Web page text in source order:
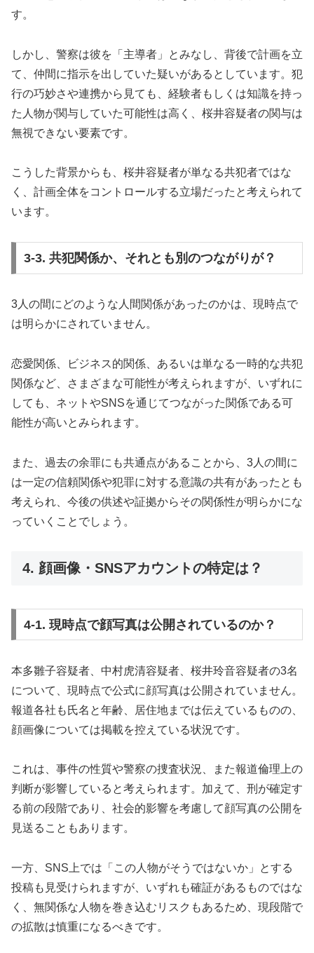
す。
しかし、警察は彼を「主導者」とみなし、背後で計画を立
て、仲間に指示を出していた疑いがあるとしています。犯
行の巧妙さや連携から見ても、経験者もしくは知識を持っ
た人物が関与していた可能性は高く、桜井容疑者の関与は
無視できない要素です。
こうした背景からも、桜井容疑者が単なる共犯者ではな
く、計画全体をコントロールする立場だったと考えられて
います。
3-3. 共犯関係か、それとも別のつながりが？
3人の間にどのような人間関係があったのかは、現時点で
は明らかにされていません。
恋愛関係、ビジネス的関係、あるいは単なる一時的な共犯
関係など、さまざまな可能性が考えられますが、いずれに
しても、ネットやSNSを通じてつながった関係である可
能性が高いとみられます。
また、過去の余罪にも共通点があることから、3人の間に
は一定の信頼関係や犯罪に対する意識の共有があったとも
考えられ、今後の供述や証拠からその関係性が明らかにな
っていくことでしょう。
4. 顔画像・SNSアカウントの特定は？
4-1. 現時点で顔写真は公開されているのか？
本多雛子容疑者、中村虎清容疑者、桜井玲音容疑者の3名
について、現時点で公式に顔写真は公開されていません。
報道各社も氏名と年齢、居住地までは伝えているものの、
顔画像については掲載を控えている状況です。
これは、事件の性質や警察の捜査状況、また報道倫理上の
判断が影響していると考えられます。加えて、刑が確定す
る前の段階であり、社会的影響を考慮して顔写真の公開を
見送ることもあります。
一方、SNS上では「この人物がそうではないか」とする
投稿も見受けられますが、いずれも確証があるものではな
く、無関係な人物を巻き込むリスクもあるため、現段階で
の拡散は慎重になるべきです。